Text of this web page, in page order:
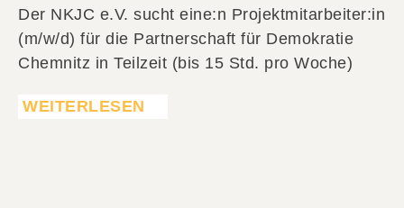
Der NKJC e.V. sucht eine:n Projektmitarbeiter:in
(m/w/d) für die Partnerschaft für Demokratie
Chemnitz in Teilzeit (bis 15 Std. pro Woche)
WEITERLESEN